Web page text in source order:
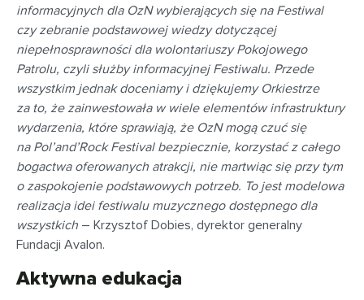
informacyjnych dla OzN wybierających się na Festiwal
czy zebranie podstawowej wiedzy dotyczącej
niepełnosprawności dla wolontariuszy Pokojowego
Patrolu, czyli służby informacyjnej Festiwalu. Przede
wszystkim jednak doceniamy i dziękujemy Orkiestrze
za to, że zainwestowała w wiele elementów infrastruktury
wydarzenia, które sprawiają, że OzN mogą czuć się
na Pol’and’Rock Festival bezpiecznie, korzystać z całego
bogactwa oferowanych atrakcji, nie martwiąc się przy tym
o zaspokojenie podstawowych potrzeb. To jest modelowa
realizacja idei festiwalu muzycznego dostępnego dla
wszystkich – Krzysztof Dobies, dyrektor generalny
Fundacji Avalon.
Aktywna edukacja